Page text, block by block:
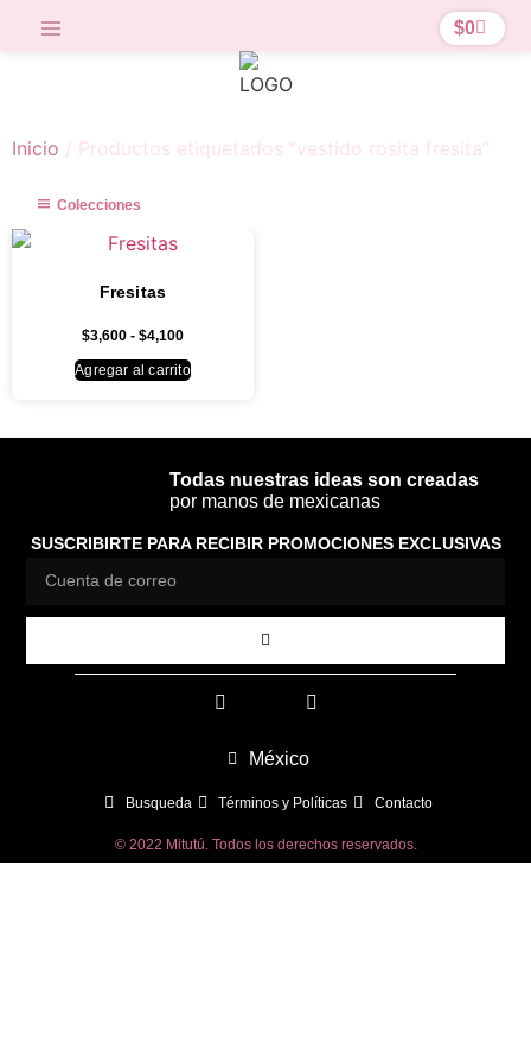
$0
Inicio / Productos etiquetados “vestido rosita fresita”
Colecciones
Fresitas
$3,600 - $4,100
Agregar al carrito
Todas nuestras ideas son creadas
por manos de mexicanas
SUSCRIBIRTE PARA RECIBIR PROMOCIONES EXCLUSIVAS
México
Busqueda Términos y Políticas Contacto
© 2022 Mitutú. Todos los derechos reservados.